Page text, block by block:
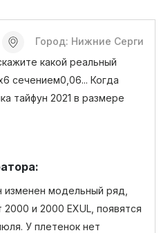
Город: Нижние Серги
какой реальный
сечением0,06... Когда
тайфун 2021 в размере
модельный ряд,
и 2000 EXUL, появятся
У плетенок нет